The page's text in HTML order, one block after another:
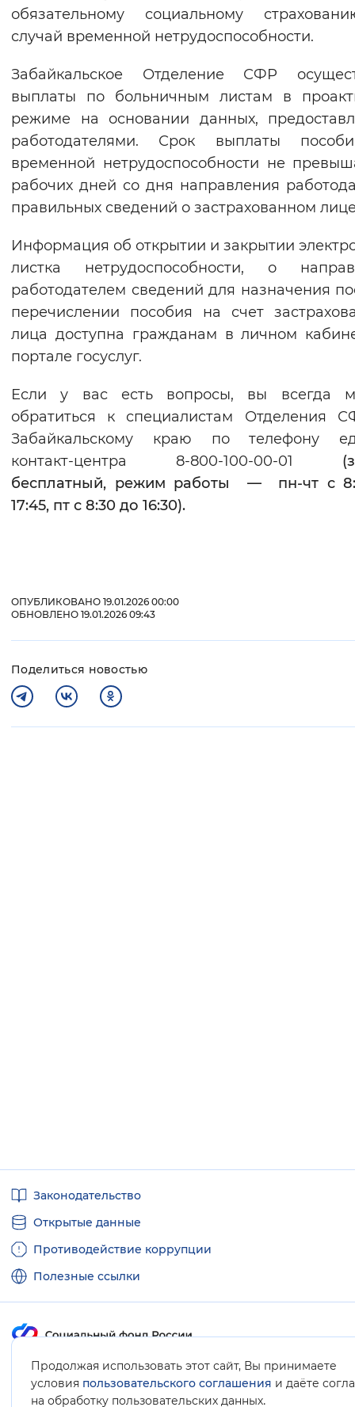
обязательному социальному
случай временной нетрудоспособности.
Забайкальское Отделение СФР
выплаты по больничным листам в
режиме на основании данных,
работодателями. Срок выплаты
временной нетрудоспособности не
рабочих дней со дня направления
правильных сведений о застрахованном
Информация об открытии и закрытии
листка нетрудоспособности, о
работодателем сведений для назначения
перечислении пособия на счет
лица доступна гражданам в личном
портале госуслуг.
Если у вас есть вопросы, вы всегда
обратиться к специалистам Отделения
Забайкальскому краю по телефону
контакт-центра 8-800-100-00-01
бесплатный, режим работы — пн-чт с
17:45, пт с 8:30 до 16:30).
ОПУБЛИКОВАНО 19.01.2026 00:00
ОБНОВЛЕНО 19.01.2026 09:43
Поделиться новостью
Продолжая использовать этот сайт, Вы принимаете
условия пользовательского соглашения и даёте
на обработку пользовательских данных.
ссылкиЗаконодательство
Открытые данные
Противодействие коррупции
Полезные ссылки
Карта сайта